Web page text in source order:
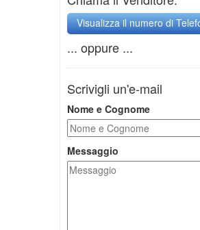
... oppure ...
Scrivigli un'e-mail
Nome e Cognome
Messaggio